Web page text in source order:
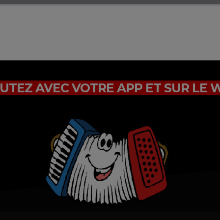
AVEC VOTRE APP ET SUR LE